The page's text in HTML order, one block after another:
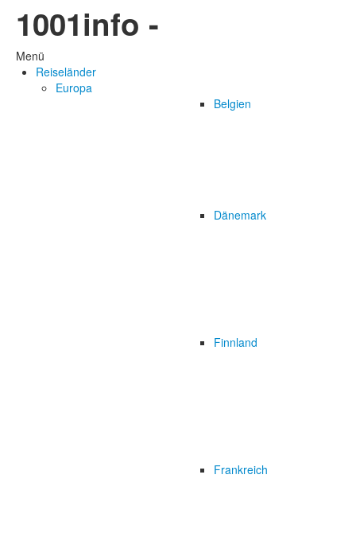
1001info -
Menü
Reiseländer
Europa
Belgien
Dänemark
Finnland
Frankreich